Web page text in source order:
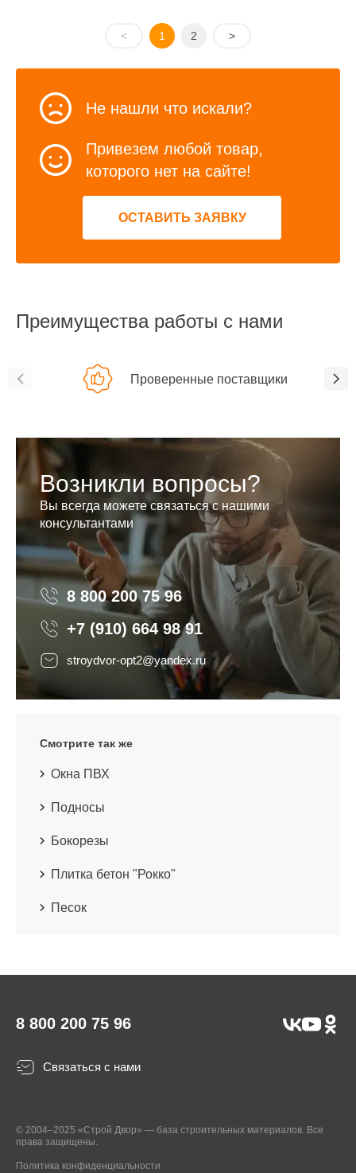
< 1 2 >
Не нашли что искали?
Привезем любой товар,
которого нет на сайте!
ОСТАВИТЬ ЗАЯВКУ
Преимущества работы с нами
Проверенные поставщики
Возникли вопросы?
Вы всегда можете связаться с нашими
консультантами
8 800 200 75 96 8 800 200 75 96
+7 (910) 664 98 91
stroydvor-opt2@yandex.ru
Смотрите так же
Окна ПВХ
Подносы
Бокорезы
Плитка бетон "Рокко"
Песок
8 800 200 75 96
Связаться с нами
© 2004–2025 «Строй Двор» — база строительных материалов. Все
права защищены.
Политика конфиденциальности